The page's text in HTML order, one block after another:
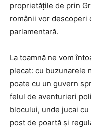
proprietățile de prin
românii vor descoperi
parlamentară.
La toamnă ne vom
plecat: cu buzunarele
poate cu un guvern
felul de aventurieri
blocului, unde jucai
post de poartă și